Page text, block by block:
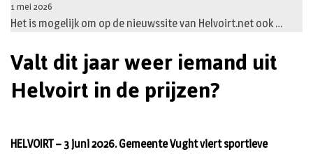
1 mei 2026
Het is mogelijk om op de nieuwssite van Helvoirt.net ook …
Valt dit jaar weer iemand uit
Helvoirt in de prijzen?
HELVOIRT – 3 juni 2026. Gemeente Vught viert sportieve